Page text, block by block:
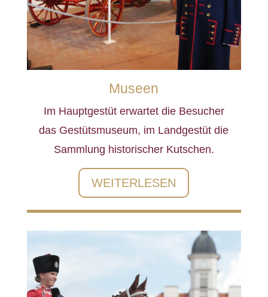
Museen
Im Hauptgestüt erwartet die Besucher
das Gestütsmuseum, im Landgestüt die
Sammlung historischer Kutschen.
WEITERLESEN